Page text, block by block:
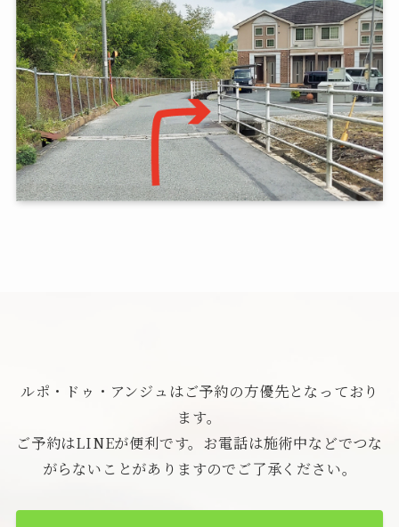
ルポ・ドゥ・アンジュはご予約の方優先となっており
ます。
ご予約はLINEが便利です。お電話は施術中などでつな
がらないことがありますのでご了承ください。